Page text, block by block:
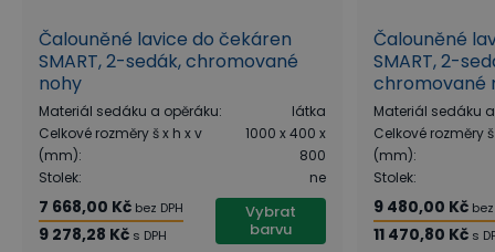
Čalouněné lavice do čekáren
SMART, 2-sedák, chromované
nohy
Materiál sedáku a opěráku:
látka
Celkové rozměry š x h x v
(mm):
1000 x 400 x
800
Stolek: ne
7 668,00 Kč bez DPH
9 278,28 Kč s DPH
Vybrat
barvu
Čalouněné
SMART, 2-
chromované
Materiál sedáku
Celkové rozměry
(mm):
Stolek:
9 480,00 Kč bez
11 470,80 Kč s